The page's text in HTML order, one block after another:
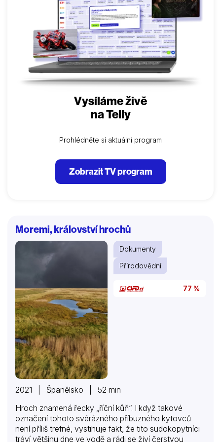
Vysíláme živě
na Telly
Prohlédněte si aktuální program
Zobrazit TV program
Moremi, království hrochů
Dokumenty
Přírodovědní
77 %
2021 | Španělsko | 52 min
Hroch znamená řecky „říční kůň“. I když takové
označení tohoto svérázného příbuzného kytovců
není příliš trefné, vystihuje fakt, že tito sudokopytníci
tráví většinu dne ve vodě a rádi se živí čerstvou